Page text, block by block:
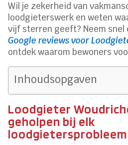
Wil je zekerheid van
loodgieterswerk en weten
vijf sterren geeft? Neem snel
Google reviews voor
ontdek waarom bewoners
Inhoudsopgaven
Loodgieter
geholpen bij elk
loodgietersprobleem